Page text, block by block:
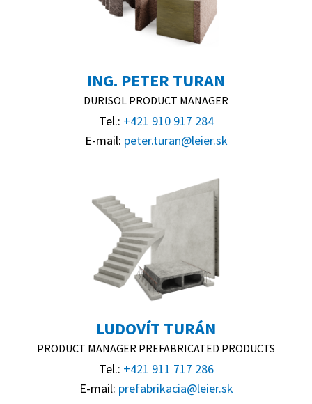
ING. PETER TURAN
DURISOL PRODUCT MANAGER
Tel.: +421 910 917 284
E-mail: peter.turan@leier.sk
LUDOVÍT TURÁN
PRODUCT MANAGER PREFABRICATED PRODUCTS
Tel.: +421 911 717 286
E-mail: prefabrikacia@leier.sk